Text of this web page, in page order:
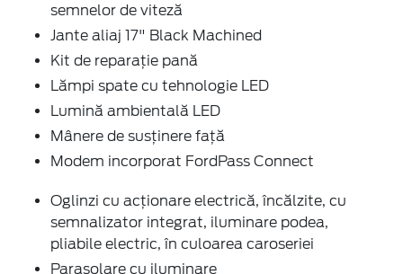
semnelor de viteză
Jante aliaj 17" Black Machined
Kit de reparaţie pană
Lămpi spate cu tehnologie LED
Lumină ambientală LED
Mânere de susţinere faţă
Modem incorporat FordPass Connect
Oglinzi cu acţionare electrică, încălzite, cu
semnalizator integrat, iluminare podea,
pliabile electric, în culoarea caroseriei
Parasolare cu iluminare